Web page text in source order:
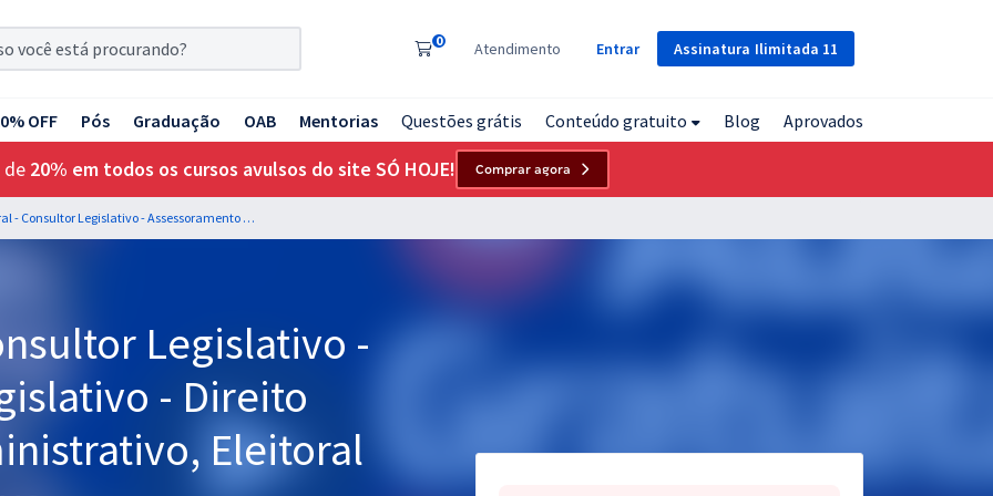
Assinatura Ilimitada 11
0 Atendimento Entrar
OFF Pós Graduação OAB Mentorias Questões grátis Conteúdo gratuito Blog Aprovados
de 20% em todos os cursos avulsos do site SÓ HOJE! Comprar agora
Senado Federal - Consultor Legislativo - Assessoramento Legislativo - Direito Constitucional, Administrativo, Eleitoral e Processo Legislativo
Legislativo -
- Direito
Eleitoral